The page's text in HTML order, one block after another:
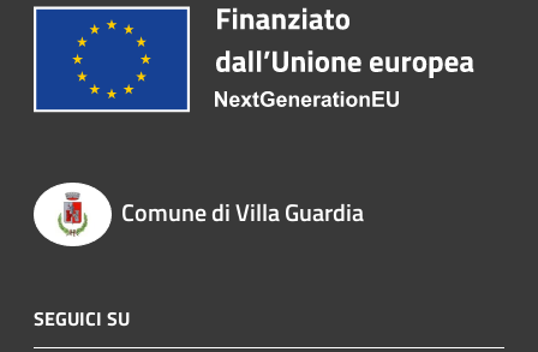
Comune di Villa Guardia
SEGUICI SU